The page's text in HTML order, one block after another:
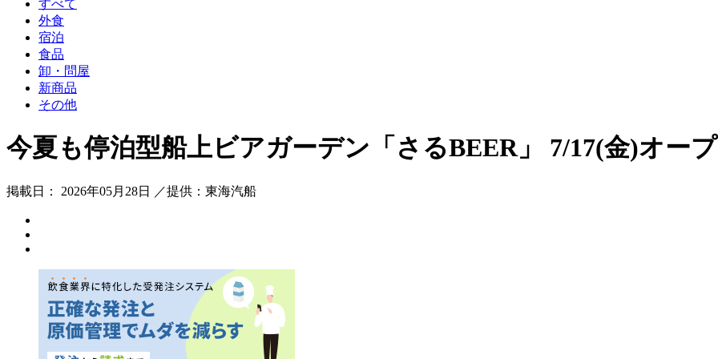
すべて
外食
宿泊
食品
卸・問屋
新商品
その他
今夏も停泊型船上ビアガーデン「さるBEER」 7/17(金)オー
掲載日： 2026年05月28日 ／提供：東海汽船